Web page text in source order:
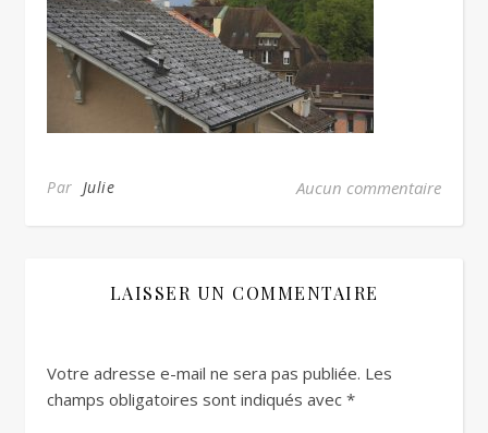
Par Julie Aucun commentaire
LAISSER UN COMMENTAIRE
Votre adresse e-mail ne sera pas publiée. Les
champs obligatoires sont indiqués avec *